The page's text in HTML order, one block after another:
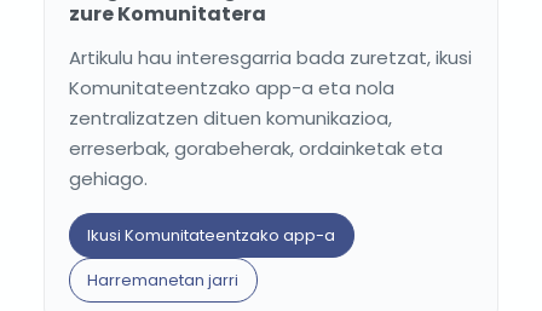
zure Komunitatera
Artikulu hau interesgarria bada zuretzat, ikusi
Komunitateentzako app-a eta nola
zentralizatzen dituen komunikazioa,
erreserbak, gorabeherak, ordainketak eta
gehiago.
Ikusi Komunitateentzako app-a
Harremanetan jarri